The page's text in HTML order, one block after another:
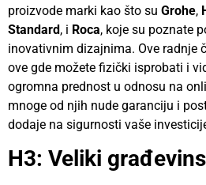
proizvode marki kao što su Grohe,
Standard, i Roca, koje su poznate
inovativnim dizajnima. Ove radnje
ove gde možete fizički isprobati i
ogromna prednost u odnosu na
mnoge od njih nude garanciju i
dodaje na sigurnosti vaše
H3: Veliki